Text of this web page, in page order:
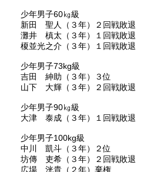
少年男子60㎏級
新田 聖人（３年）２回戦敗退
灘井 槙太（３年）１回戦敗退
榎並光之介（３年）１回戦敗退
少年男子73kg級
吉田 紳助（３年）３位
山下 大輝（３年）２回戦敗退
少年男子90㎏級
大津 泰成（３年）１回戦敗退
少年男子100kg級
中川 凱斗（３年）２位
坊傳 吏希（３年）２回戦敗退
広場 洸貴（２年）棄権